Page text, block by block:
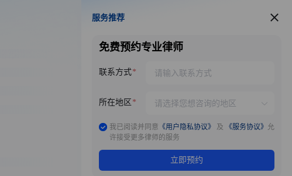
服务推荐
服务推荐
免费预约专业律师
联系方式
所在地区
我已阅读并同意 《用户隐私协议》 及 《服务协议》 允
许接受更多律师的服务
立即预约